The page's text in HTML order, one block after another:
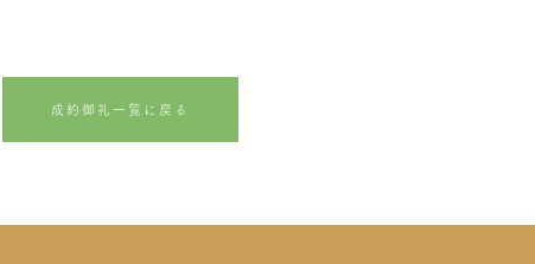
成約御礼一覧に戻る